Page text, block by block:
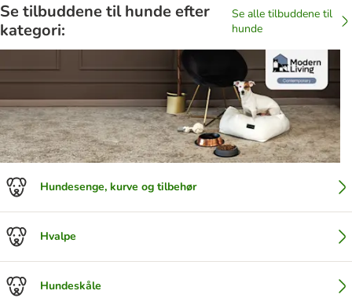
Se tilbuddene til hunde efter
kategori:
Se alle tilbuddene til
hunde
Hundesenge, kurve og tilbehør
Hvalpe
Hundeskåle